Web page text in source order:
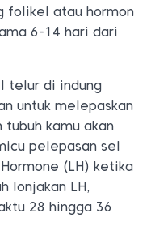
folikel atau hormon
6-14 hari dari
telur di indung
untuk melepaskan
kamu akan
pelepasan sel
(LH) ketika
lonjakan LH,
28 hingga 36